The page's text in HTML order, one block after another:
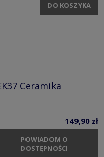
DO KOSZYKA
Ceramika
149,90 zł
POWIADOM O
DOSTĘPNOŚCI